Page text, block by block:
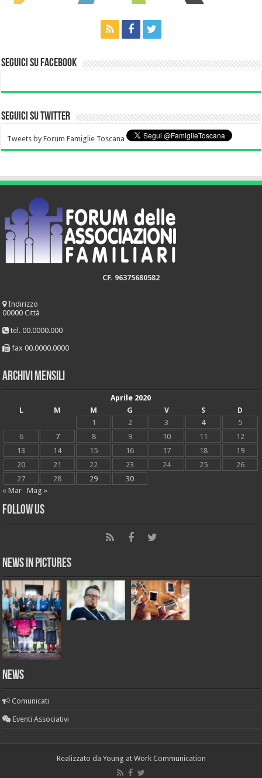
Seguici su Facebook
Seguici su Twitter
Tweets by Forum Famiglie Toscana
CF. 96375680582
Indirizzo
00000 Città
tel. 00.0000.000
fax 00.0000.0000
Archivi mensili
Aprile 2020
L
M M G V S
D
1
2 3 4
5
6
7 8 9 10 11
12
13
14 15 16 17 18
19
20
21 22 23 24 25
26
27
28 29
30
« Mar
Mag »
Follow Us
News in Pictures
NEWS
Comunicati
Eventi Associativi
Realizzato da Young at Work Communication